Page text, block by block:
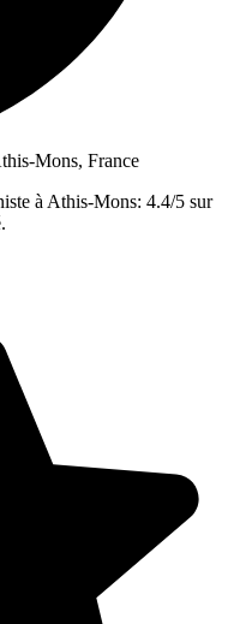
Mons, France
à Athis-Mons: 4.4/5 sur